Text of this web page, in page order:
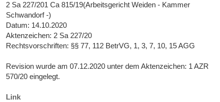
2 Sa 227/201 Ca 815/19(Arbeitsgericht Weiden - Kammer
Schwandorf -)
Datum: 14.10.2020
Aktenzeichen: 2 Sa 227/20
Rechtsvorschriften: §§ 77, 112 BetrVG, 1, 3, 7, 10, 15 AGG
Revision wurde am 07.12.2020 unter dem Aktenzeichen: 1 AZR
570/20 eingelegt.
Link